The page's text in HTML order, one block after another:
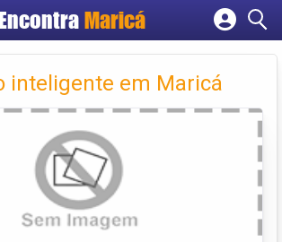
Maricá
Cadastrar empresa
Criar conta
inteligente em Maricá